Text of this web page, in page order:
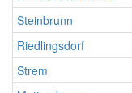
Steinbrunn
Riedlingsdorf
Strem